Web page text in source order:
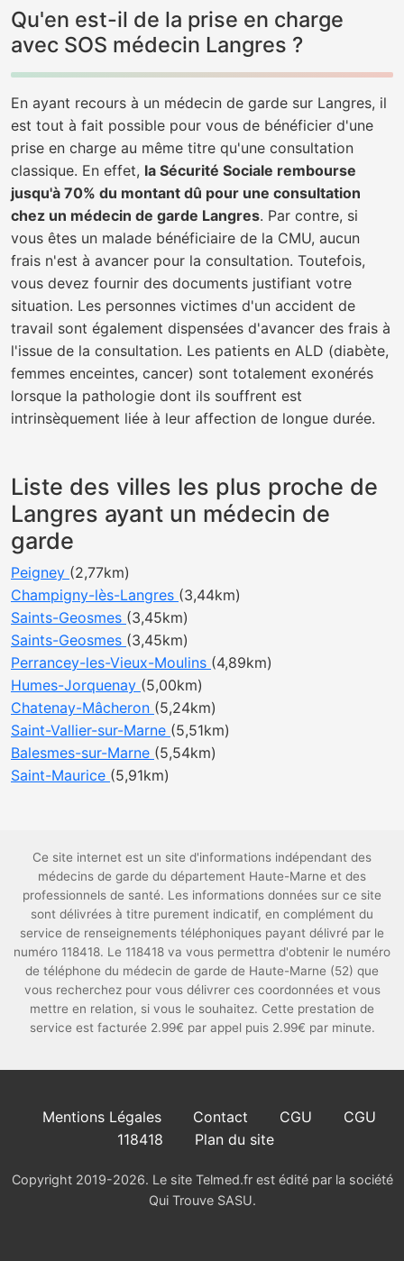
Qu'en est-il de la prise en charge
avec SOS médecin Langres ?
En ayant recours à un médecin de garde sur Langres, il
est tout à fait possible pour vous de bénéficier d'une
prise en charge au même titre qu'une consultation
classique. En effet, la Sécurité Sociale rembourse
jusqu'à 70% du montant dû pour une consultation
chez un médecin de garde Langres. Par contre, si
vous êtes un malade bénéficiaire de la CMU, aucun
frais n'est à avancer pour la consultation. Toutefois,
vous devez fournir des documents justifiant votre
situation. Les personnes victimes d'un accident de
travail sont également dispensées d'avancer des frais à
l'issue de la consultation. Les patients en ALD (diabète,
femmes enceintes, cancer) sont totalement exonérés
lorsque la pathologie dont ils souffrent est
intrinsèquement liée à leur affection de longue durée.
Liste des villes les plus proche de
Langres ayant un médecin de
garde
Peigney (2,77km)
Champigny-lès-Langres (3,44km)
Saints-Geosmes (3,45km)
Saints-Geosmes (3,45km)
Perrancey-les-Vieux-Moulins (4,89km)
Humes-Jorquenay (5,00km)
Chatenay-Mâcheron (5,24km)
Saint-Vallier-sur-Marne (5,51km)
Balesmes-sur-Marne (5,54km)
Saint-Maurice (5,91km)
Ce site internet est un site d'informations indépendant des
médecins de garde du département Haute-Marne et des
professionnels de santé. Les informations données sur ce site
sont délivrées à titre purement indicatif, en complément du
service de renseignements téléphoniques payant délivré par le
numéro 118418. Le 118418 va vous permettra d'obtenir le numéro
de téléphone du médecin de garde de Haute-Marne (52) que
vous recherchez pour vous délivrer ces coordonnées et vous
mettre en relation, si vous le souhaitez. Cette prestation de
service est facturée 2.99€ par appel puis 2.99€ par minute.
Mentions Légales Contact CGU
CGU
118418
Plan du site
Copyright 2019-2026. Le site Telmed.fr est édité par la société
Qui Trouve SASU.